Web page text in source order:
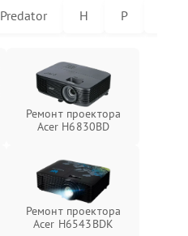
Predator H P
Ремонт проектора
Acer H6830BD
Ремонт проектора
Acer H6543BDK